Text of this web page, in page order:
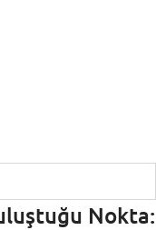
Nokta: